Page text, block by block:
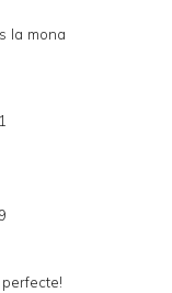
la mona